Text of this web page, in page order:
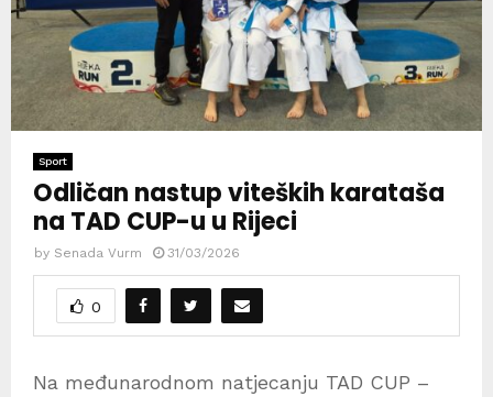
Sport
Odličan nastup viteških karataša
na TAD CUP-u u Rijeci
by Senada Vurm 31/03/2026
0
Na međunarodnom natjecanju TAD CUP –